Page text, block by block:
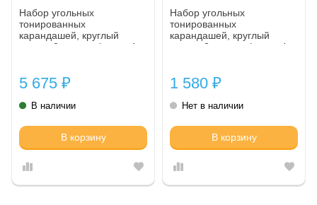
Набор угольных
тонированных
карандашей, круглый
корпус 8 мм, грифель - 4
коробке
5 675 ₽
В наличии
В корзину
Набор угольных
тонированных
карандашей, круглый
корпус 8 мм, грифель - 4
1 580 ₽
Нет в наличии
В корзину